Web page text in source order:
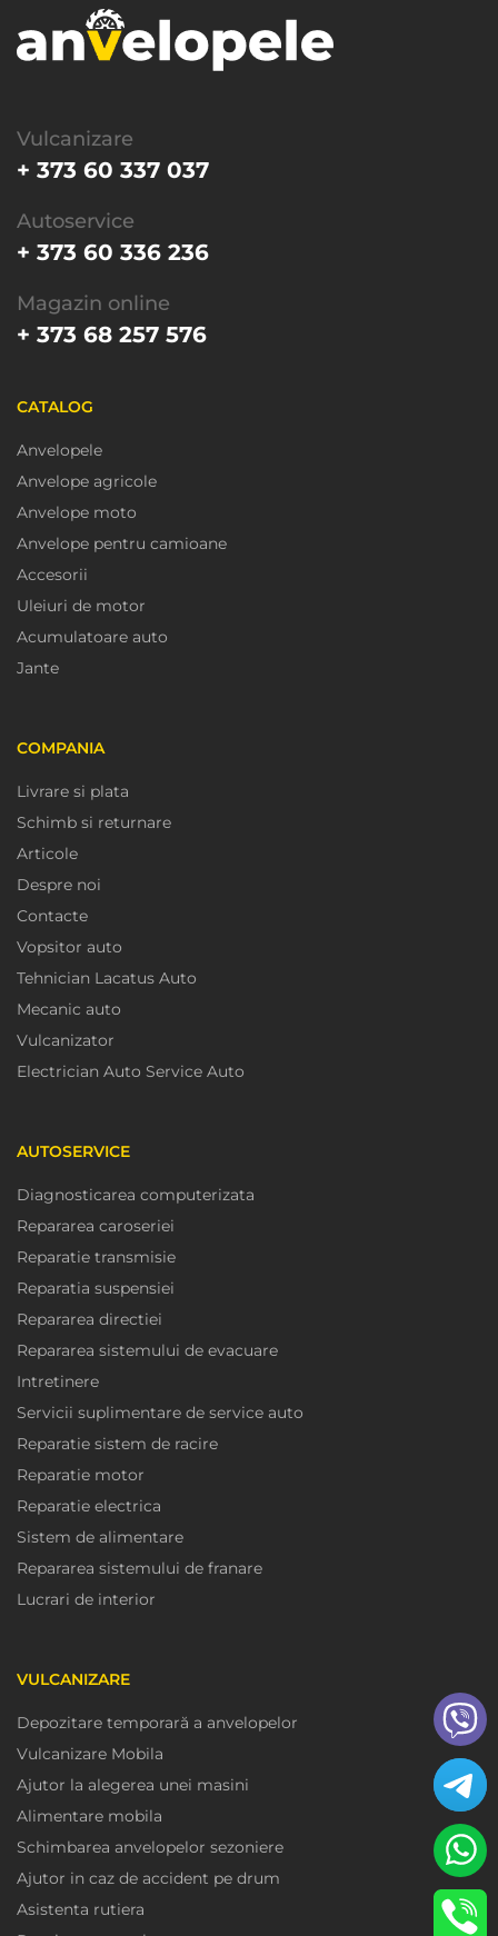
Vulcanizare
+ 373 60 337 037
Autoservice
+ 373 60 336 236
Magazin online
+ 373 68 257 576
CATALOG
Anvelopele
Anvelope agricole
Anvelope moto
Anvelope pentru camioane
Accesorii
Uleiuri de motor
Acumulatoare auto
Jante
COMPANIA
Livrare si plata
Schimb si returnare
Articole
Despre noi
Contacte
Vopsitor auto
Tehnician Lacatus Auto
Mecanic auto
Vulcanizator
Electrician Auto Service Auto
AUTOSERVICE
Diagnosticarea computerizata
Repararea caroseriei
Reparatie transmisie
Reparatia suspensiei
Repararea directiei
Repararea sistemului de evacuare
Intretinere
Servicii suplimentare de service auto
Reparatie sistem de racire
Reparatie motor
Reparatie electrica
Sistem de alimentare
Repararea sistemului de franare
Lucrari de interior
VULCANIZARE
Depozitare temporară a anvelopelor
Vulcanizare Mobila
Ajutor la alegerea unei masini
Alimentare mobila
Schimbarea anvelopelor sezoniere
Ajutor in caz de accident pe drum
Asistenta rutiera